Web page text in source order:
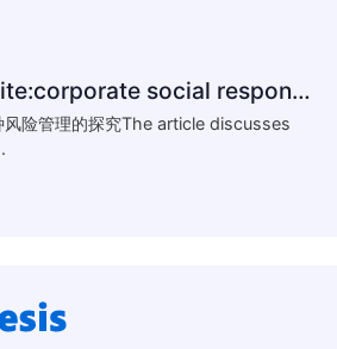
essay how to write:corporate social responsibility practice
风险管理的探究The article discusses